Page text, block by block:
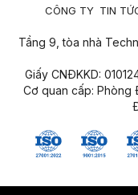
CÔNG TY TIN
Tầng 9, tòa nhà
Giấy CNĐKKD:
Cơ quan cấp: Phòng